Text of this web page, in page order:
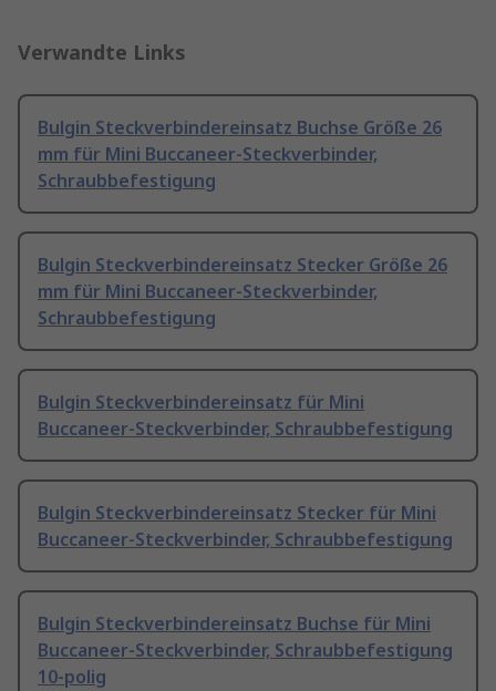
Verwandte Links
Bulgin Steckverbindereinsatz Buchse Größe 26
mm für Mini Buccaneer-Steckverbinder,
Schraubbefestigung
Bulgin Steckverbindereinsatz Stecker Größe 26
mm für Mini Buccaneer-Steckverbinder,
Schraubbefestigung
Bulgin Steckverbindereinsatz für Mini
Buccaneer-Steckverbinder, Schraubbefestigung
Bulgin Steckverbindereinsatz Stecker für Mini
Buccaneer-Steckverbinder, Schraubbefestigung
Bulgin Steckverbindereinsatz Buchse für Mini
Buccaneer-Steckverbinder, Schraubbefestigung
10-polig